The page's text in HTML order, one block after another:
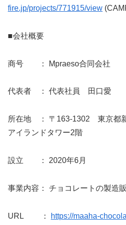
fire.jp/projects/771915/view
■会社概要
商号 ： Mpraeso合同会社
代表者 ： 代表社員 田口愛
所在地 ： 〒163-1302 東京都
アイランドタワー2階
設立 ： 2020年6月
事業内容： チョコレートの製造
URL ： https://maaha-